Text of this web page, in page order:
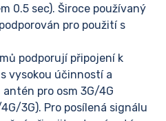
0.5 sec). Široce používaný
pro použití s
podporují připojení k
vysokou účinností a
pro osm 3G/4G
3G). Pro posílená signálu